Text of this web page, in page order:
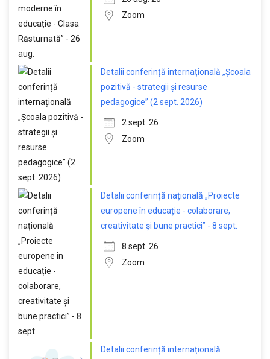
Zoom
Detalii conferință internațională „Școala
pozitivă - strategii și resurse
pedagogice” (2 sept. 2026)
2 sept. 26
Zoom
Detalii conferință națională „Proiecte
europene în educație - colaborare,
creativitate și bune practici” - 8 sept.
8 sept. 26
Zoom
Detalii conferință internațională